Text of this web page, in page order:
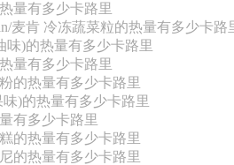
量有多少卡路里
麦肯 冷冻蔬菜粒的热量有多少卡路
味)的热量有多少卡路里
量有多少卡路里
的热量有多少卡路里
)的热量有多少卡路里
有多少卡路里
的热量有多少卡路里
的热量有多少卡路里